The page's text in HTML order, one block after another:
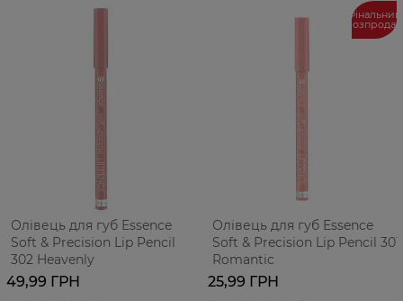
Олівець для губ Essence
Soft & Precision Lip Pencil
302 Heavenly
49,99 ГРН
Фінальний
розпродаж
Олівець для губ Essence
Soft & Precision Lip Pencil 301
Romantic
25,99 ГРН